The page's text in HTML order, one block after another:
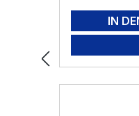
IN